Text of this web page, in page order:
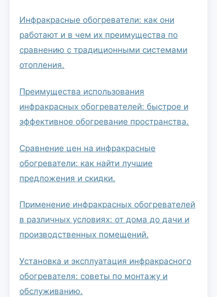
Инфракрасные обогреватели: как они
работают и в чем их преимущества по
сравнению с традиционными системами
отопления.
Преимущества использования
инфракрасных обогревателей: быстрое и
эффективное обогревание пространства.
Сравнение цен на инфракрасные
обогреватели: как найти лучшие
предложения и скидки.
Применение инфракрасных обогревателей
в различных условиях: от дома до дачи и
производственных помещений.
Установка и эксплуатация инфракрасного
обогревателя: советы по монтажу и
обслуживанию.